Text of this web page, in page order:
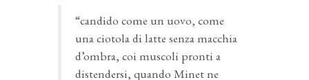
“candido come un uovo, come
una ciotola di latte senza macchia
d’ombra, coi muscoli pronti a
distendersi, quando Minet ne